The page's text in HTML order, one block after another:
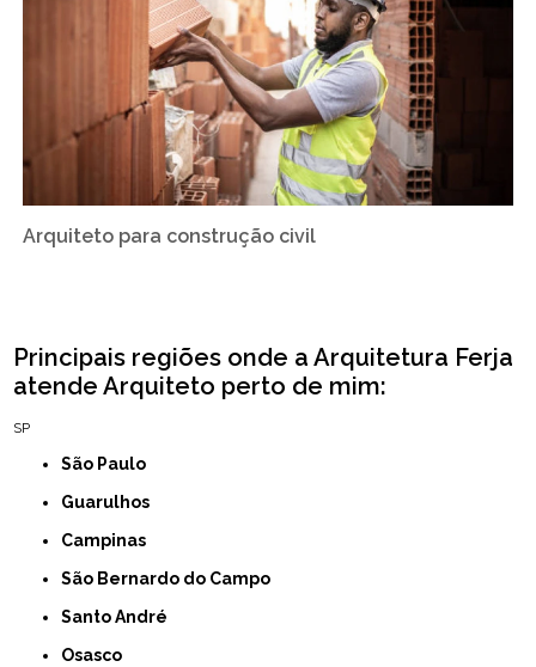
Arquiteto para construção civil
Principais regiões onde a Arquitetura Ferja
atende Arquiteto perto de mim:
SP
São Paulo
Guarulhos
Campinas
São Bernardo do Campo
Santo André
Osasco